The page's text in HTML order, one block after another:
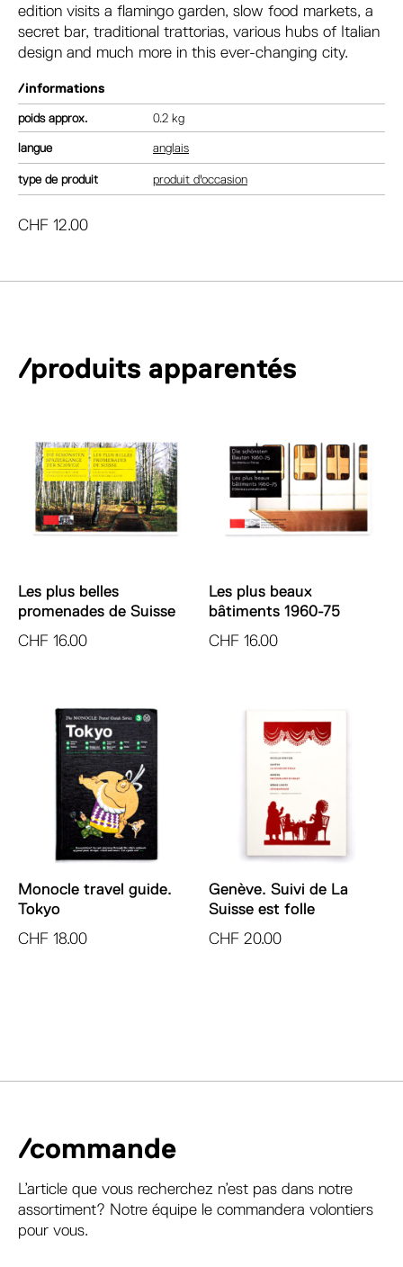
edition visits a flamingo garden, slow food markets, a
secret bar, traditional trattorias, various hubs of Italian
design and much more in this ever-changing city.
/informations
poids 0.2 kg
langue anglais
type de produit produit d'occasion
CHF 12.00
/produits apparentés
Les plus belles
promenades de Suisse
CHF 16.00
Les plus beaux
bâtiments 1960-75
CHF 16.00
Monocle travel guide.
Tokyo
CHF 18.00
Genève. Suivi de La
Suisse est folle
CHF 20.00
/commande
L’article que vous recherchez n’est pas dans notre
assortiment? Notre équipe le commandera volontiers
pour vous.